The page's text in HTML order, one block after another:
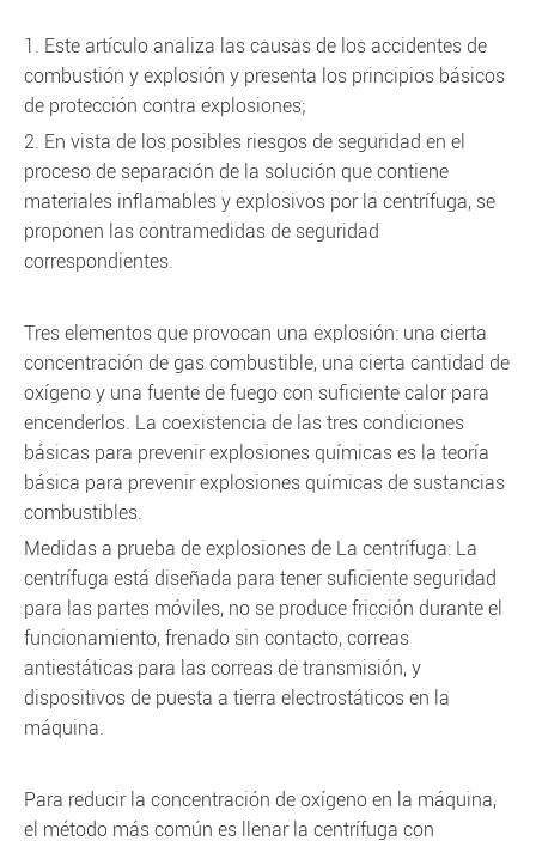
1. Este artículo analiza las causas de los accidentes de
combustión y explosión y presenta los principios básicos
de protección contra explosiones;
2. En vista de los posibles riesgos de seguridad en el
proceso de separación de la solución que contiene
materiales inflamables y explosivos por la centrífuga, se
proponen las contramedidas de seguridad
correspondientes.
Tres elementos que provocan una explosión: una cierta
concentración de gas combustible, una cierta cantidad de
oxígeno y una fuente de fuego con suficiente calor para
encenderlos. La coexistencia de las tres condiciones
básicas para prevenir explosiones químicas es la teoría
básica para prevenir explosiones químicas de sustancias
combustibles.
Medidas a prueba de explosiones de La centrífuga: La
centrífuga está diseñada para tener suficiente seguridad
para las partes móviles, no se produce fricción durante el
funcionamiento, frenado sin contacto, correas
antiestáticas para las correas de transmisión, y
dispositivos de puesta a tierra electrostáticos en la
máquina.
Para reducir la concentración de oxígeno en la máquina,
el método más común es llenar la centrífuga con